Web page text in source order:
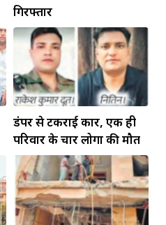
गिरफ्तार
डंपर से टकराई कार, एक ही
परिवार के चार लोगों की मौत